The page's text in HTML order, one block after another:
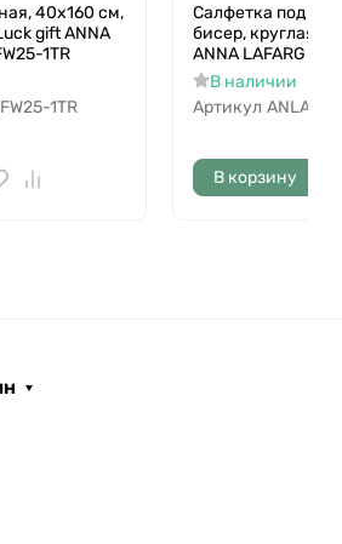
40х160 см,
gift ANNA
1TR
1TR
Салфетка под
бисер, круглая,
ANNA LAFARG
В наличии
Артикул ANLAF-
В корзину